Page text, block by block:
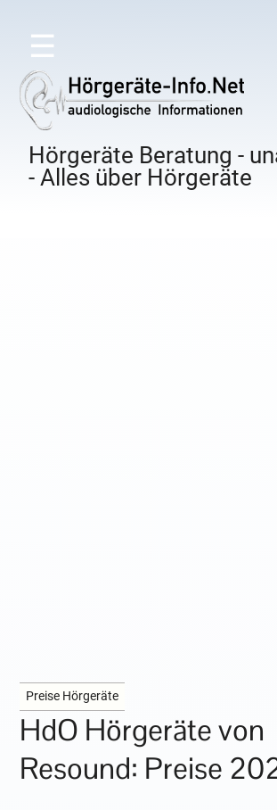
☰
Hörgeräte Beratung -
- Alles über Hörgeräte
Preise Hörgeräte
HdO Hörgeräte von
Resound: Preise